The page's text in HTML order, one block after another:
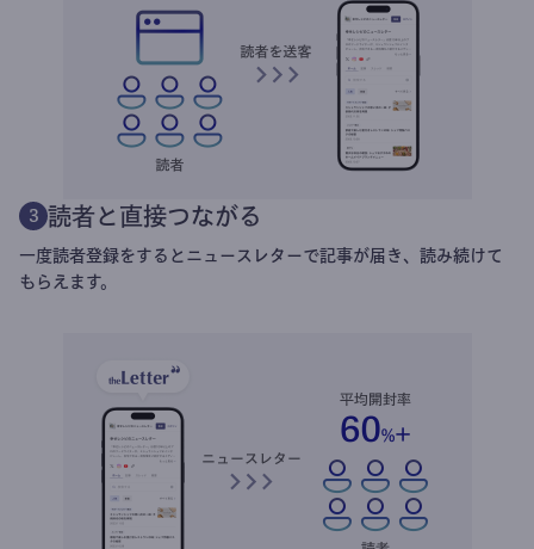
3 読者と直接つながる
一度読者登録をするとニュースレターで記事が届き、読み続けて
もらえます。